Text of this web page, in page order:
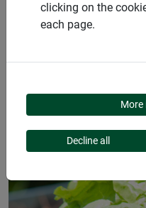
PRODUITS
ANNEAU
LIMACES
clicking on the
each page.
Decline all